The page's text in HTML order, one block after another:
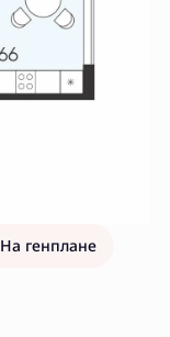
На генплане